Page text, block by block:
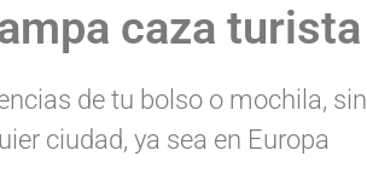
caza turista
de tu bolso o mochila, sin
ciudad, ya sea en Europa